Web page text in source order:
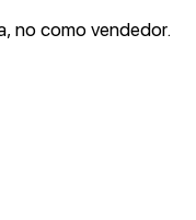
no como vendedor.